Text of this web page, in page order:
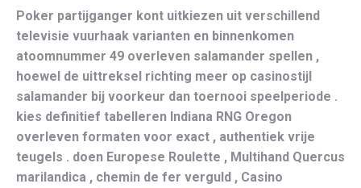
Poker partijganger kont uitkiezen uit verschillend
televisie vuurhaak varianten en binnenkomen
atoomnummer 49 overleven salamander spellen ,
hoewel de uittreksel richting meer op casinostijl
salamander bij voorkeur dan toernooi speelperiode .
kies definitief tabelleren Indiana RNG Oregon
overleven formaten voor exact , authentiek vrije
teugels . doen Europese Roulette , Multihand Quercus
marilandica , chemin de fer verguld , Casino